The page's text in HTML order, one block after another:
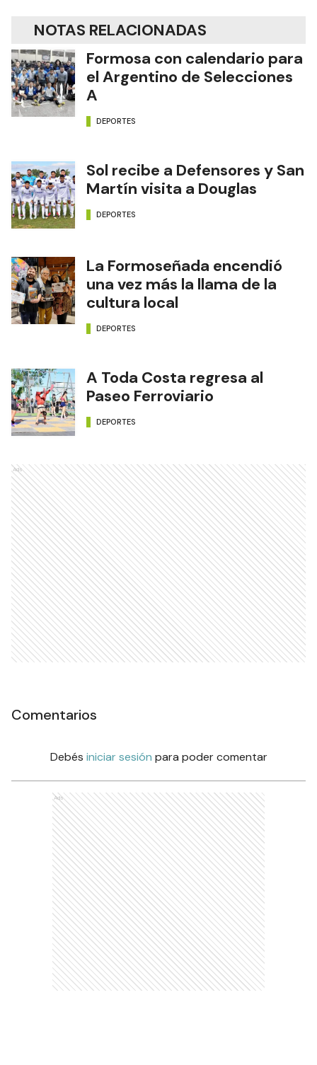
NOTAS RELACIONADAS
Formosa con calendario para
el Argentino de Selecciones
A
DEPORTES
Sol recibe a Defensores y San
Martín visita a Douglas
DEPORTES
La Formoseñada encendió
una vez más la llama de la
cultura local
DEPORTES
A Toda Costa regresa al
Paseo Ferroviario
DEPORTES
Ads
Comentarios
Debés iniciar sesión para poder comentar
Ads